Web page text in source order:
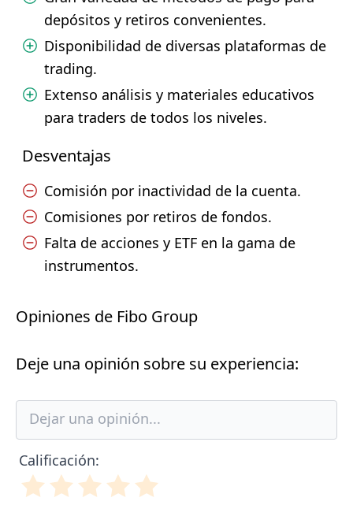
depósitos y retiros convenientes.
Disponibilidad de diversas plataformas de
trading.
Extenso análisis y materiales educativos
para traders de todos los niveles.
Desventajas
Comisión por inactividad de la cuenta.
Comisiones por retiros de fondos.
Falta de acciones y ETF en la gama de
instrumentos.
Opiniones de Fibo Group
Deje una opinión sobre su experiencia:
Calificación: